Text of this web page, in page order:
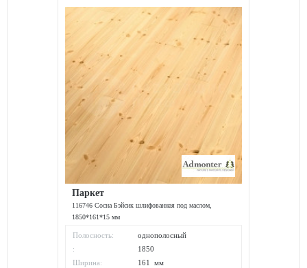
Паркет
116746 Сосна Бэйсик шлифованная под маслом,
1850*161*15 мм
Полосность:
однополосный
:
1850
Ширина:
161 мм